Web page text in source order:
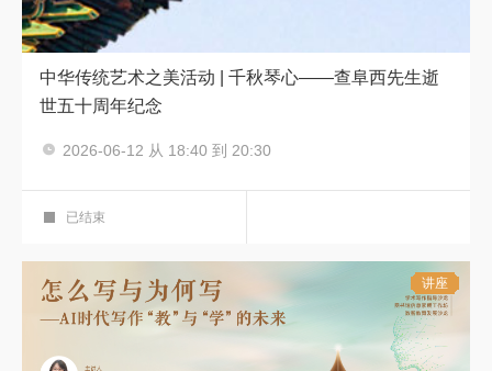
中华传统艺术之美活动 | 千秋琴心——查阜西先生逝
世五十周年纪念
2026-06-12 从 18:40 到 20:30
艺术鉴赏厅
已结束
讲座